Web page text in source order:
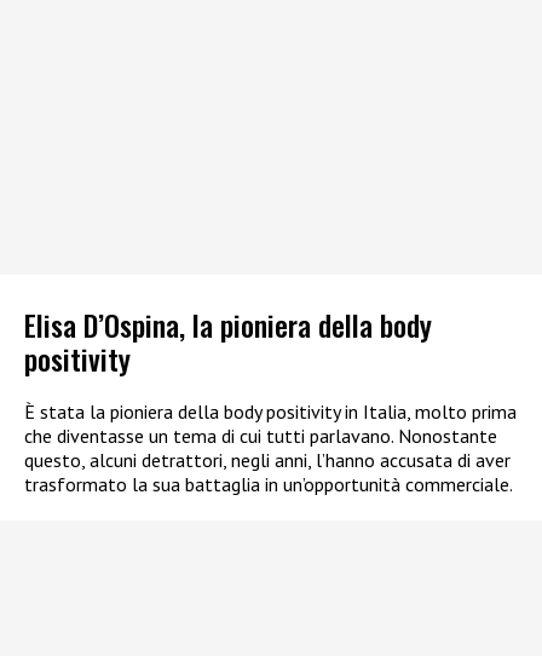
Elisa D’Ospina, la pioniera della body
positivity
È stata la pioniera della body positivity in Italia, molto prima
che diventasse un tema di cui tutti parlavano. Nonostante
questo, alcuni detrattori, negli anni, l’hanno accusata di aver
trasformato la sua battaglia in un’opportunità commerciale.